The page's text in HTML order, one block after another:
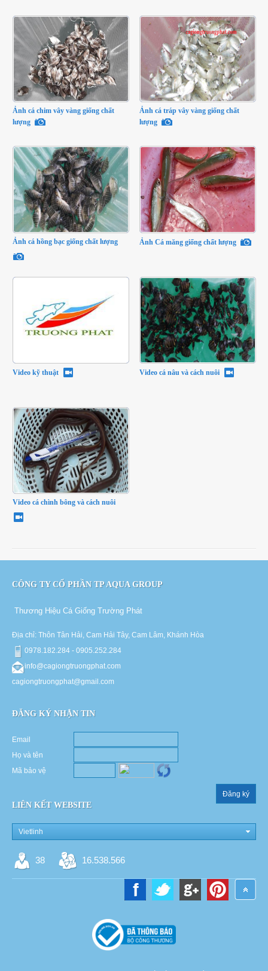
Ảnh cá chim vây vàng giống chất
lượng
Ảnh cá tráp vây vàng giống chất
lượng
Ảnh cá hồng bạc giống chất lượng Ảnh Cá măng giống chất lượng
Video kỹ thuật Video cá nâu và cách nuôi
Video cá chình bông và cách nuôi
CÔNG TY CỔ PHẦN TP AQUA GROUP
Thương Hiệu Cá Giống Trường Phát
Địa chỉ: Thôn Tân Hải, Cam Hải Tây, Cam Lâm, Khánh Hòa
0978.182.284 - 0905.252.284
info@cagiongtruongphat.com
cagiongtruongphat@gmail.com
ĐĂNG KÝ NHẬN TIN
Email
Họ và tên
Mã bảo vệ
Đăng ký
LIÊN KẾT WEBSITE
Vietlinh
38 16.538.566